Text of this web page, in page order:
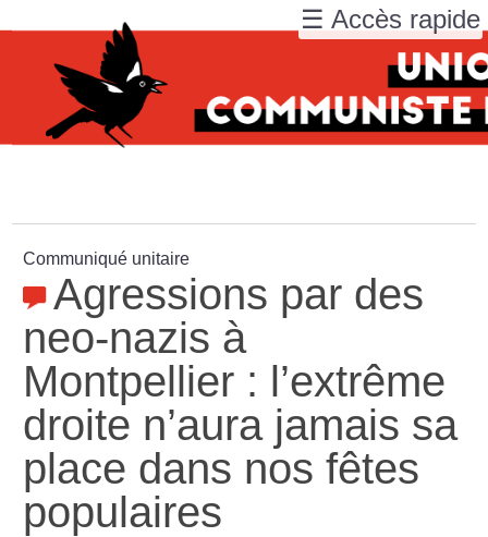
Communiqué unitaire
Agressions par des
neo-nazis à
Montpellier : l’extrême
droite n’aura jamais sa
place dans nos fêtes
populaires
☰ Accès rapide